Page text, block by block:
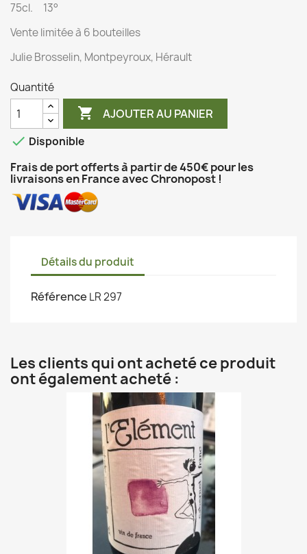
75cl. 13°
Vente limitée à 6 bouteilles
Julie Brosselin, Montpeyroux, Hérault
Quantité
 AJOUTER AU PANIER
 Disponible
Frais de port offerts à partir de 450€ pour les
livraisons en France avec Chronopost !
Détails du produit
Référence LR 297
Les clients qui ont acheté ce produit
ont également acheté :